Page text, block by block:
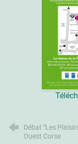
Débat "Les
Ouest Corse